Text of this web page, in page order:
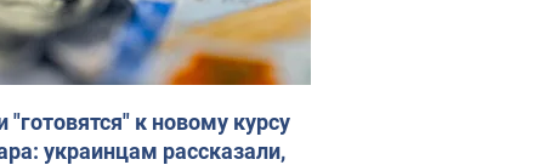
"готовятся" к новому курсу
украинцам рассказали,